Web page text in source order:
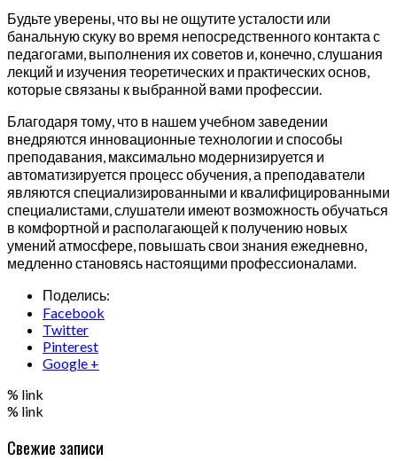
Будьте уверены, что вы не ощутите усталости или
банальную скуку во время непосредственного контакта с
педагогами, выполнения их советов и, конечно, слушания
лекций и изучения теоретических и практических основ,
которые связаны к выбранной вами профессии.
Благодаря тому, что в нашем учебном заведении
внедряются инновационные технологии и способы
преподавания, максимально модернизируется и
автоматизируется процесс обучения, а преподаватели
являются специализированными и квалифицированными
специалистами, слушатели имеют возможность обучаться
в комфортной и располагающей к получению новых
умений атмосфере, повышать свои знания ежедневно,
медленно становясь настоящими профессионалами.
Поделись:
Facebook
Twitter
Pinterest
Google +
% link
% link
Свежие записи